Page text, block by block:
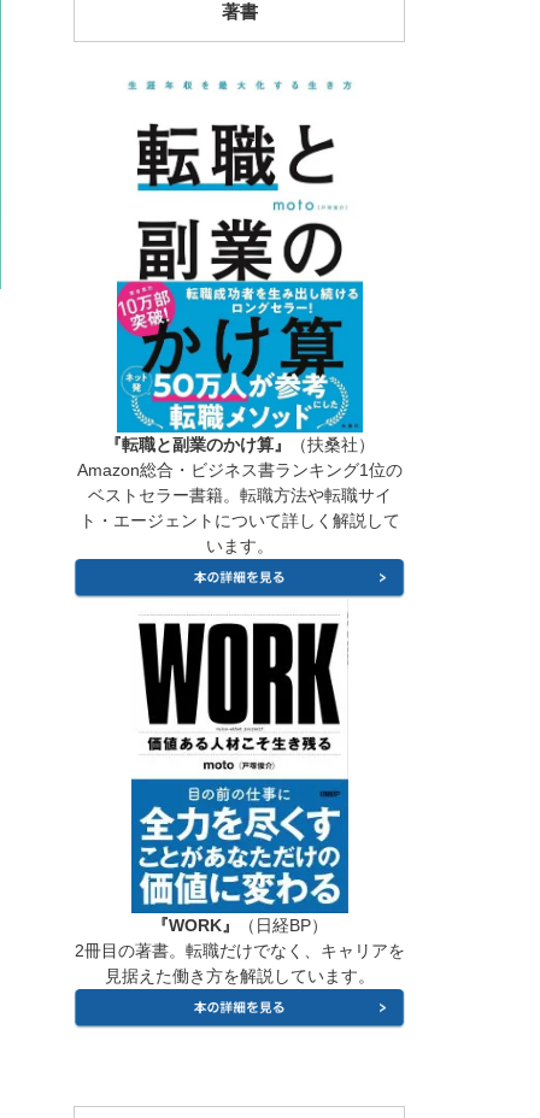
著書
『転職と副業のかけ算』
（扶桑社）
Amazon総合・ビジネス書ランキング1位の
ベストセラー書籍。転職方法や転職サイ
ト・エージェントについて詳しく解説して
います。
『WORK』
（日経BP）
2冊目の著書。転職だけでなく、キャリアを
見据えた働き方を解説しています。